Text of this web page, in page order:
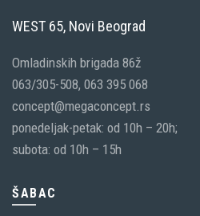
WEST 65, Novi Beograd
Omladinskih brigada 86ž
063/305-508, 063 395 068
concept@megaconcept.rs
ponedeljak-petak: od 10h – 20h;
subota: od 10h – 15h
ŠABAC